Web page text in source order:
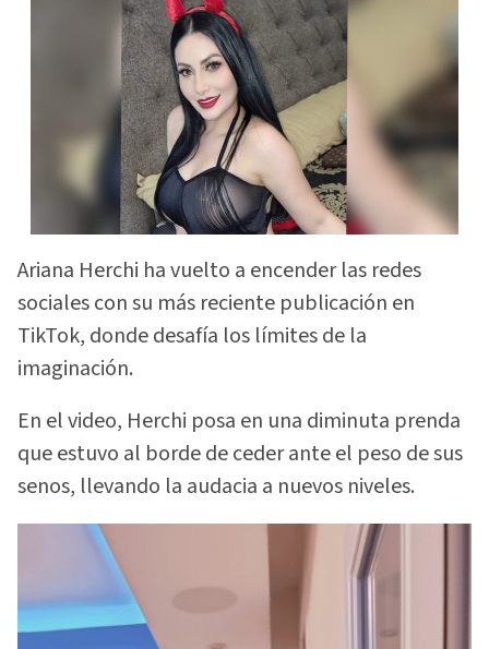
Ariana Herchi ha vuelto a encender las redes
sociales con su más reciente publicación en
TikTok, donde desafía los límites de la
imaginación.
En el video, Herchi posa en una diminuta prenda
que estuvo al borde de ceder ante el peso de sus
senos, llevando la audacia a nuevos niveles.